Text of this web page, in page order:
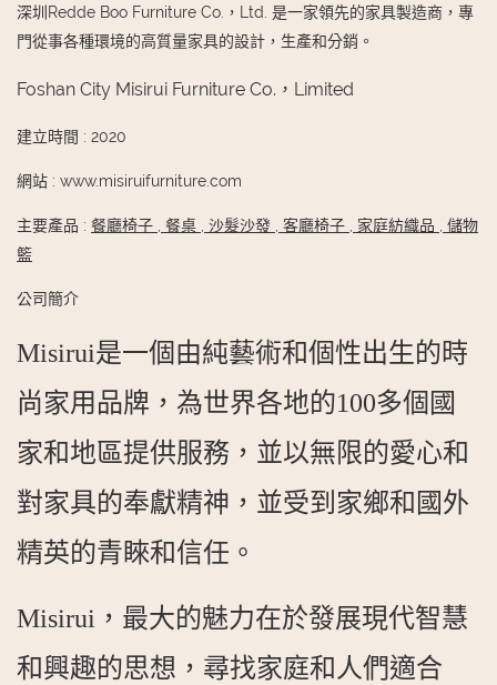
深圳Redde Boo Furniture Co.，Ltd. 是一家領先的家具製造商，專
門從事各種環境的高質量家具的設計，生產和分銷。
Foshan City Misirui Furniture Co.，Limited
建立時間 : 2020
網站 : www.misiruifurniture.com
主要產品 : 餐廳椅子 餐桌 沙髮沙發 客廳椅子 家庭紡織品
儲物
籃
公司簡介
Misirui是一個由純藝術和個性出生的時
尚家用品牌，為世界各地的100多個國
家和地區提供服務，並以無限的愛心和
對家具的奉獻精神，並受到家鄉和國外
精英的青睞和信任。
Misirui，最大的魅力在於發展現代智慧
和興趣的思想，尋找家庭和人們適合